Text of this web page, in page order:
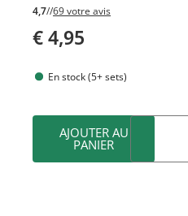
4,7//69 votre avis
€ 4,95
En stock (5+ sets)
AJOUTER AU
PANIER